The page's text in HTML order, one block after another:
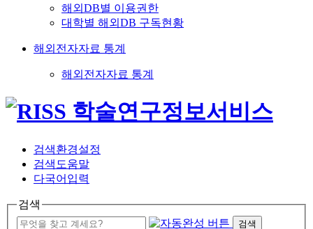
해외DB별 이용권한
대학별 해외DB 구독현황
해외전자자료 통계
해외전자자료 통계
검색환경설정
검색도움말
다국어입력
검색
검색